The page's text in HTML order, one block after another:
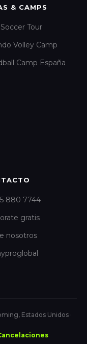
& CAMPS
Tour
Volley Camp
Camp España
880 7744
gratis
nosotros
Estados Unidos ·